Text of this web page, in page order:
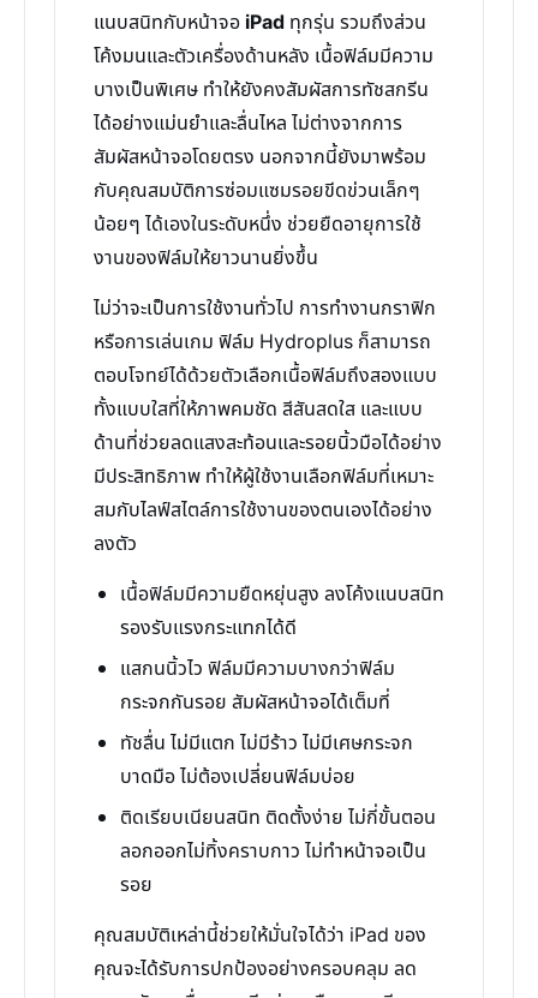
แนบสนิทกับหน้าจอ iPad ทุกรุ่น รวมถึงส่วน
โค้งมนและตัวเครื่องด้านหลัง เนื้อฟิล์มมีความ
บางเป็นพิเศษ ทำให้ยังคงสัมผัสการทัชสกรีน
ได้อย่างแม่นยำและลื่นไหล ไม่ต่างจากการ
สัมผัสหน้าจอโดยตรง นอกจากนี้ยังมาพร้อม
กับคุณสมบัติการซ่อมแซมรอยขีดข่วนเล็กๆ
น้อยๆ ได้เองในระดับหนึ่ง ช่วยยืดอายุการใช้
งานของฟิล์มให้ยาวนานยิ่งขึ้น
ไม่ว่าจะเป็นการใช้งานทั่วไป การทำงานกราฟิก
หรือการเล่นเกม ฟิล์ม Hydroplus ก็สามารถ
ตอบโจทย์ได้ด้วยตัวเลือกเนื้อฟิล์มถึงสองแบบ
ทั้งแบบใสที่ให้ภาพคมชัด สีสันสดใส และแบบ
ด้านที่ช่วยลดแสงสะท้อนและรอยนิ้วมือได้อย่าง
มีประสิทธิภาพ ทำให้ผู้ใช้งานเลือกฟิล์มที่เหมาะ
สมกับไลฟ์สไตล์การใช้งานของตนเองได้อย่าง
ลงตัว
เนื้อฟิล์มมีความยืดหยุ่นสูง ลงโค้งแนบสนิท
รองรับแรงกระแทกได้ดี
แสกนนิ้วไว ฟิล์มมีความบางกว่าฟิล์ม
กระจกกันรอย สัมผัสหน้าจอได้เต็มที่
ทัชลื่น ไม่มีแตก ไม่มีร้าว ไม่มีเศษกระจก
บาดมือ ไม่ต้องเปลี่ยนฟิล์มบ่อย
ติดเรียบเนียนสนิท ติดตั้งง่าย ไม่กี่ขั้นตอน
ลอกออกไม่ทิ้งคราบกาว ไม่ทำหน้าจอเป็น
รอย
คุณสมบัติเหล่านี้ช่วยให้มั่นใจได้ว่า iPad ของ
คุณจะได้รับการปกป้องอย่างครอบคลุม ลด